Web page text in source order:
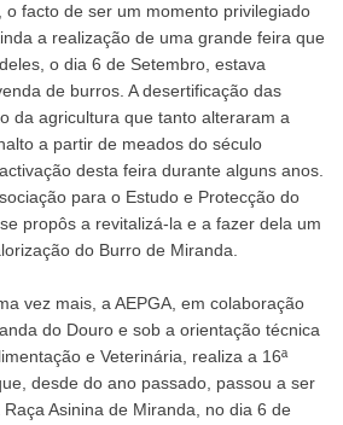
o facto de ser um momento privilegiado
a realização de uma grande feira que
o dia 6 de Setembro, estava
de burros. A desertificação das
da agricultura que tanto alteraram a
a partir de meados do século
desta feira durante alguns anos.
para o Estudo e Protecção do
propôs a revitalizá-la e a fazer dela um
do Burro de Miranda.
vez mais, a AEPGA, em colaboração
do Douro e sob a orientação técnica
e Veterinária, realiza a 16ª
desde do ano passado, passou a ser
Asinina de Miranda, no dia 6 de